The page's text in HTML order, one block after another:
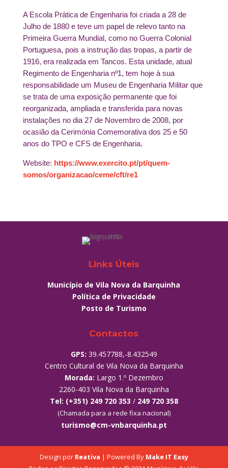
A Escola Prática de Engenharia foi criada a 28 de
Julho de 1880 e teve um papel de relevo tanto na
Primeira Guerra Mundial, como no Guerra Colonial
Portuguesa, pois a instrução das tropas, a partir de
1916, era realizada em Tancos. Esta unidade, atual
Regimento de Engenharia nº1, tem hoje à sua
responsabilidade um Museu de Engenharia Militar que
se trata de uma exposição permanente que foi
reorganizada, ampliada e transferida para novas
instalações no dia 27 de Novembro de 2008, por
ocasião da Cerimónia Comemorativa dos 25 e 50
anos do TPO e CFS de Engenharia.
Website: https://www.exercito.pt/pt/quem-
somos/organizacao/ceme/cft/re1
Links Úteis
Município de Vila Nova da Barquinha
Política de Privacidade
Posto de Turismo
Contactos
GPS: 39.457788,-8.432549
Centro Cultural de Vila Nova da Barquinha
Morada: Largo 1.º Dezembro
2260-403 Vila Nova da Barquinha
Tel: (+351) 249 720 353 / 249 720 358
(Chamada para a rede fixa nacional)
turismo@cm-vnbarquinha.pt
Design por Reativa | Powered By Make IT Easy